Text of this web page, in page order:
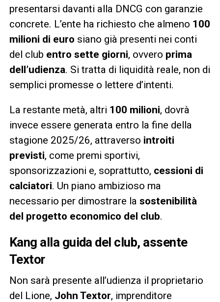
presentarsi davanti alla DNCG con garanzie
concrete. L’ente ha richiesto che almeno 100
milioni di euro siano già presenti nei conti
del club entro sette giorni, ovvero prima
dell’udienza. Si tratta di liquidità reale, non di
semplici promesse o lettere d’intenti.
La restante metà, altri 100 milioni, dovrà
invece essere generata entro la fine della
stagione 2025/26, attraverso introiti
previsti, come premi sportivi,
sponsorizzazioni e, soprattutto, cessioni di
calciatori. Un piano ambizioso ma
necessario per dimostrare la sostenibilità
del progetto economico del club.
Kang alla guida del club, assente
Textor
Non sarà presente all’udienza il proprietario
del Lione, John Textor, imprenditore